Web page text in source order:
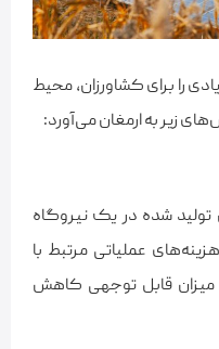
را برای کشاورزان، محیط
زیر به ارمغان می‌آورد:
تولید شده در یک نیروگاه
عملیاتی مرتبط با
میزان قابل توجهی کاهش